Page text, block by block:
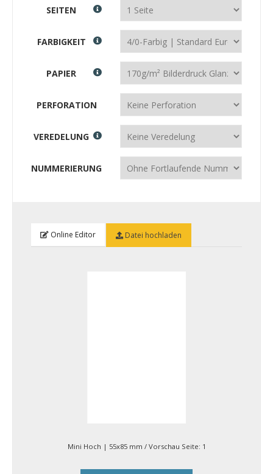
SEITEN
FARBIGKEIT
PAPIER
PERFORATION
VEREDELUNG
NUMMERIERUNG
Online Editor Datei hochladen
Mini Hoch | 55x85 mm / Vorschau Seite: 1